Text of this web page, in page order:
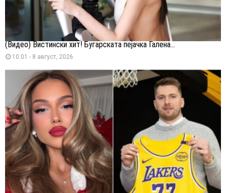
(Видео) Вистински хит! Бугарската пејачка Галена...
10:01 - 8 август, 2026